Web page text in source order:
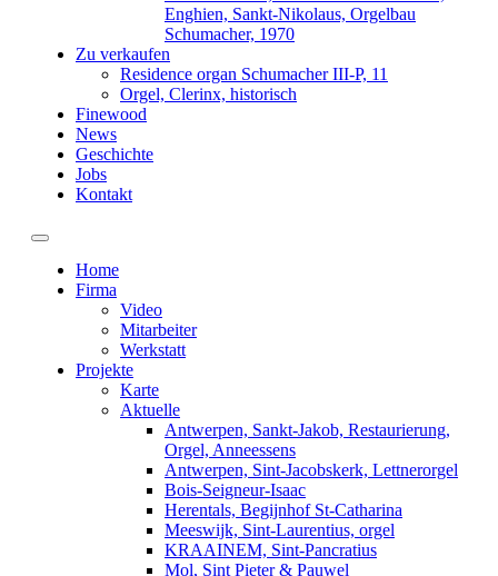
Enghien, Sankt-Nikolaus, Orgelbau
Schumacher, 1970
Zu verkaufen
Residence organ Schumacher III-P, 11
Orgel, Clerinx, historisch
Finewood
News
Geschichte
Jobs
Kontakt
Toggle navigation
Home
Firma
Video
Mitarbeiter
Werkstatt
Projekte
Karte
Aktuelle
Antwerpen, Sankt-Jakob, Restaurierung,
Orgel, Anneessens
Antwerpen, Sint-Jacobskerk, Lettnerorgel
Bois-Seigneur-Isaac
Herentals, Begijnhof St-Catharina
Meeswijk, Sint-Laurentius, orgel
KRAAINEM, Sint-Pancratius
Mol, Sint Pieter & Pauwel